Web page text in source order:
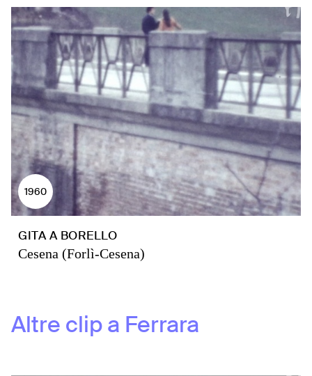
1960
GITA A BORELLO
Cesena (Forlì-Cesena)
Altre clip a Ferrara